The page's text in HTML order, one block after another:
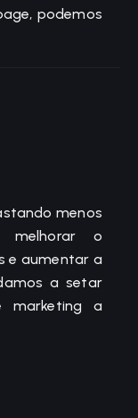
podemos
menos
o
e aumentar a
a setar
marketing a